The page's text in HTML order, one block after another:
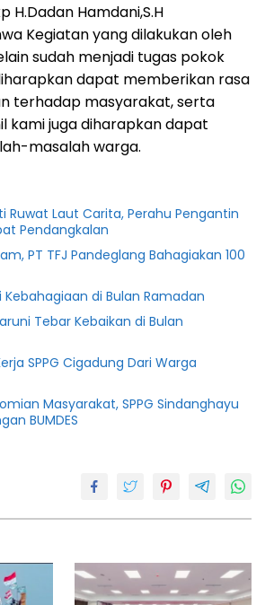
H.Dadan Hamdani,S.H
Kegiatan yang dilakukan oleh
sudah menjadi tugas pokok
dapat memberikan rasa
terhadap masyarakat, serta
kami juga diharapkan dapat
masalah warga.
Ruwat Laut Carita, Perahu Pengantin
Pendangkalan
PT TFJ Pandeglang Bahagiakan 100
Kebahagiaan di Bulan Ramadan
Tebar Kebaikan di Bulan
SPPG Cigadung Dari Warga
Masyarakat, SPPG Sindanghayu
BUMDES